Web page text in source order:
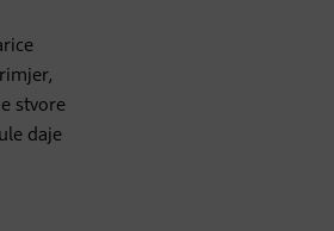
stvore
daje